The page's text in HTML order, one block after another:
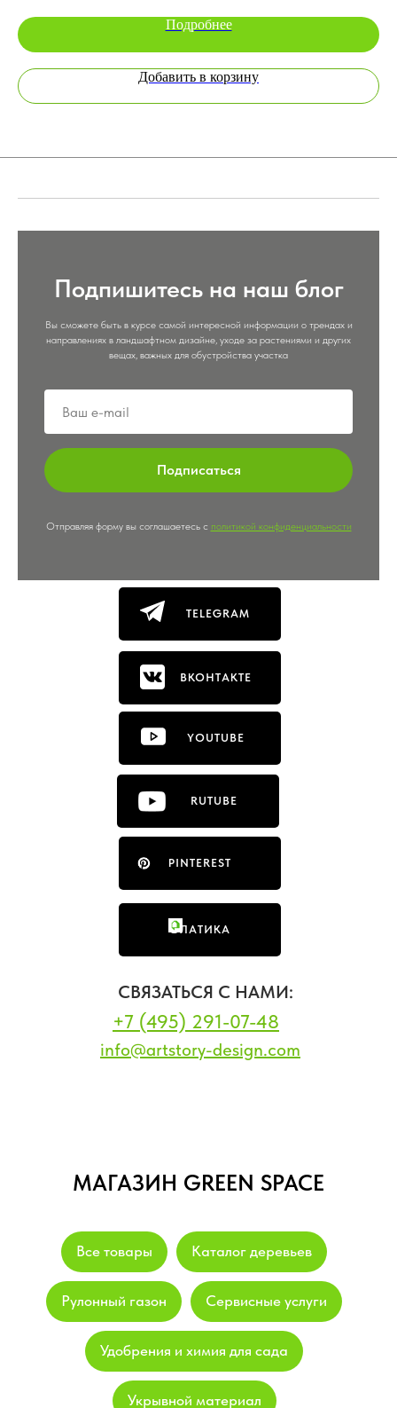
Подробнее
Добавить в корзину
Подпишитесь на наш блог
Вы сможете быть в курсе самой интересной информации о трендах и
направлениях в ландшафтном дизайне, уходе за растениями и других
вещах, важных для обустройства участка
Подписаться
Отправляя форму вы соглашаетесь с политикой конфиденциальности
TELEGRAM
PINTEREST
ФЛАТИКА
YOUTUBE
ВКОНТАКТЕ
СВЯЗАТЬСЯ С НАМИ:
+7 (495) 291-07-48
info@artstory-design.com
RUTUBE
МАГАЗИН GREEN SPACE
Все товары Каталог деревьев
Рулонный газон Сервисные услуги
Удобрения и химия для сада
Укрывной материал